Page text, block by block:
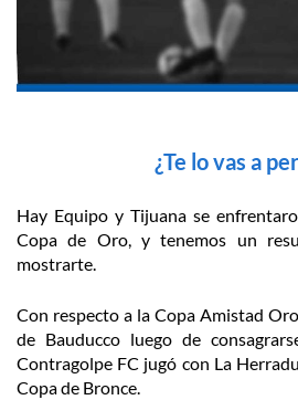
¿Te lo vas a
Hay Equipo y Tijuana se
Copa de Oro, y tenemos un
mostrarte.
Con respecto a la Copa Amistad
de Bauducco luego de
Contragolpe FC jugó con La
Copa de Bronce.